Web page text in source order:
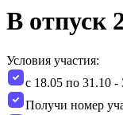
В отпуск
Условия участия:
с 18.05 по 31.10 -
Получи номер